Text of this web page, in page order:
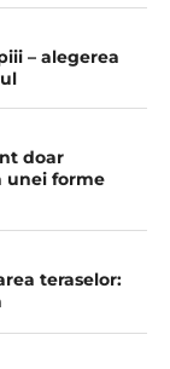
– alegerea
doar
unei forme
teraselor: